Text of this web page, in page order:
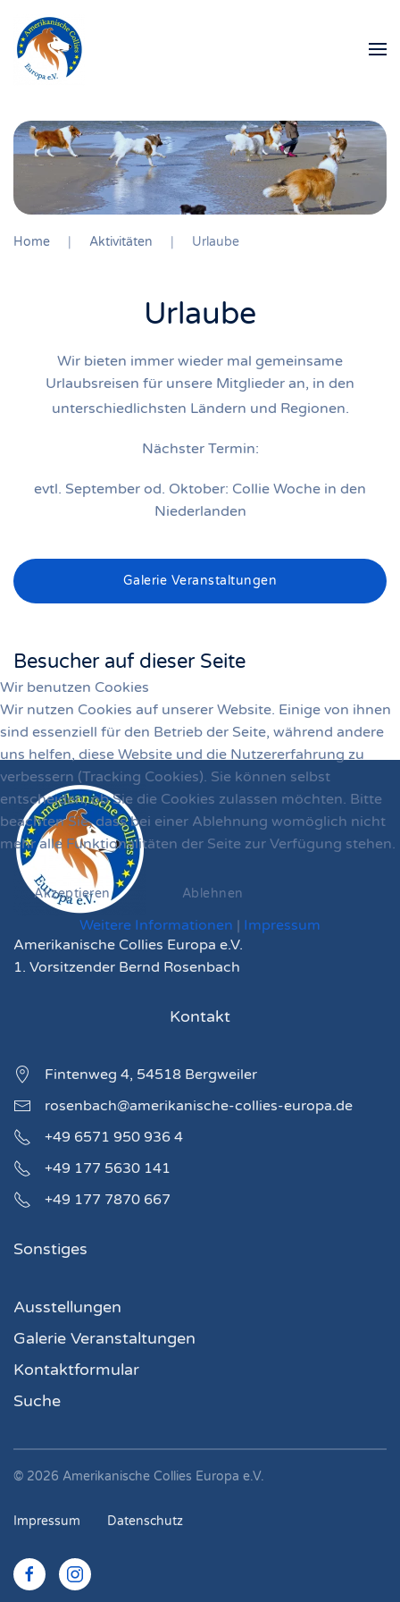
Zum Hauptinhalt springen
Home Aktivitäten Urlaube
Urlaube
Wir bieten immer wieder mal gemeinsame
Urlaubsreisen für unsere Mitglieder an, in den
unterschiedlichsten Ländern und Regionen.
Nächster Termin:
evtl. September od. Oktober: Collie Woche in den
Niederlanden
Galerie Veranstaltungen
Besucher auf dieser Seite
Amerikanische Collies Europa e.V.
1. Vorsitzender Bernd Rosenbach
Kontakt
Fintenweg 4, 54518 Bergweiler
rosenbach@amerikanische-collies-europa.de
+49 6571 950 936 4
+49 177 5630 141
+49 177 7870 667
Sonstiges
Ausstellungen
Galerie Veranstaltungen
Kontaktformular
Suche
© 2026 Amerikanische Collies Europa e.V.
Impressum Datenschutz
Wir benutzen Cookies
Wir nutzen Cookies auf unserer Website. Einige von ihnen
sind essenziell für den Betrieb der Seite, während andere
uns helfen, diese Website und die Nutzererfahrung zu
verbessern (Tracking Cookies). Sie können selbst
entscheiden, ob Sie die Cookies zulassen möchten. Bitte
beachten Sie, dass bei einer Ablehnung womöglich nicht
mehr alle Funktionalitäten der Seite zur Verfügung stehen.
Akzeptieren Ablehnen
Weitere Informationen | Impressum